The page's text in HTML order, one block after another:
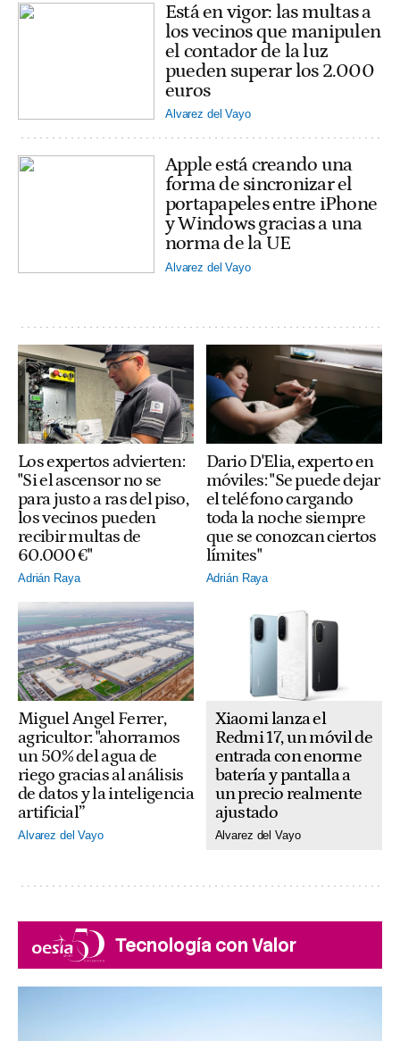
Está en vigor: las multas a
los vecinos que manipulen
el contador de la luz
pueden superar los 2.000
euros
Alvarez del Vayo
Apple está creando una
forma de sincronizar el
portapapeles entre iPhone
y Windows gracias a una
norma de la UE
Alvarez del Vayo
Los expertos advierten:
"Si el ascensor no se
para justo a ras del piso,
los vecinos pueden
recibir multas de
60.000 €"
Adrián Raya
Dario D'Elia, experto en
móviles: "Se puede dejar
el teléfono cargando
toda la noche siempre
que se conozcan ciertos
límites"
Adrián Raya
Miguel Angel Ferrer,
agricultor: "ahorramos
un 50% del agua de
riego gracias al análisis
de datos y la inteligencia
artificial”
Alvarez del Vayo
Xiaomi lanza el
Redmi 17, un móvil de
entrada con enorme
batería y pantalla a
un precio realmente
ajustado
Alvarez del Vayo
Tecnología con Valor